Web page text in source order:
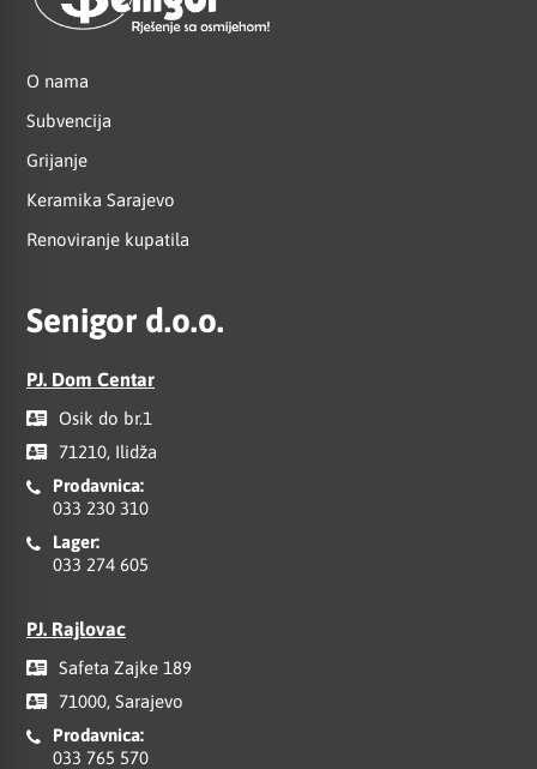
O nama
Subvencija
Grijanje
Keramika Sarajevo
Renoviranje kupatila
Senigor d.o.o.
PJ. Dom Centar
Osik do br.1
71210, Ilidža
Prodavnica:
033 230 310
Lager:
033 274 605
PJ. Rajlovac
Safeta Zajke 189
71000, Sarajevo
Prodavnica:
033 765 570